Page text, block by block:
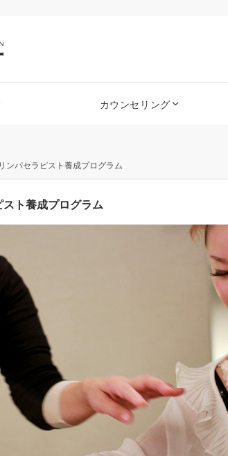
カウンセリング
ンパセラピスト養成プログラム
ト養成プログラム